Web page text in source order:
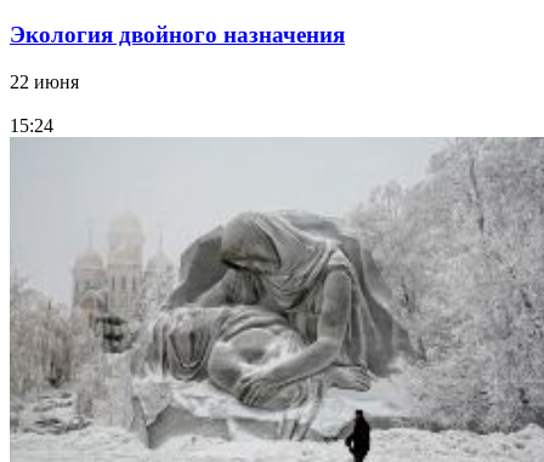
Экология двойного назначения
22 июня
15:24